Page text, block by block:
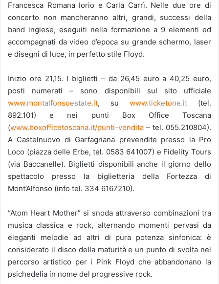
Francesca Romana Iorio e Carla Carrì. Nelle due ore di
concerto non mancheranno altri, grandi, successi della
band inglese, eseguiti nella formazione a 9 elementi ed
accompagnati da video d’epoca su grande schermo, laser
e disegni di luce, in perfetto stile Floyd.
Inizio ore 21,15. I biglietti – da 26,45 euro a 40,25 euro,
posti numerati – sono disponibili sul sito ufficiale
www.montalfonsoestate.it, su www.ticketone.it (tel.
892.101) e nei punti Box Office Toscana
(www.boxofficetoscana.it/punti-vendita – tel. 055.210804).
A Castelnuovo di Garfagnana prevendite presso la Pro
Loco (piazza delle Erbe, tel. 0583 641007) e Fidelity Tours
(via Baccanelle). Biglietti disponibili anche il giorno dello
spettacolo presso la biglietteria della Fortezza di
Mont’Alfonso (info tel. 334 6167210).
“Atom Heart Mother” si snoda attraverso combinazioni tra
musica classica e rock, alternando momenti pervasi da
eleganti melodie ad altri di pura potenza sinfonica: è
considerato il disco della maturità e un punto di svolta nel
percorso artistico per i Pink Floyd che abbandonano la
psichedelia in nome del progressive rock.